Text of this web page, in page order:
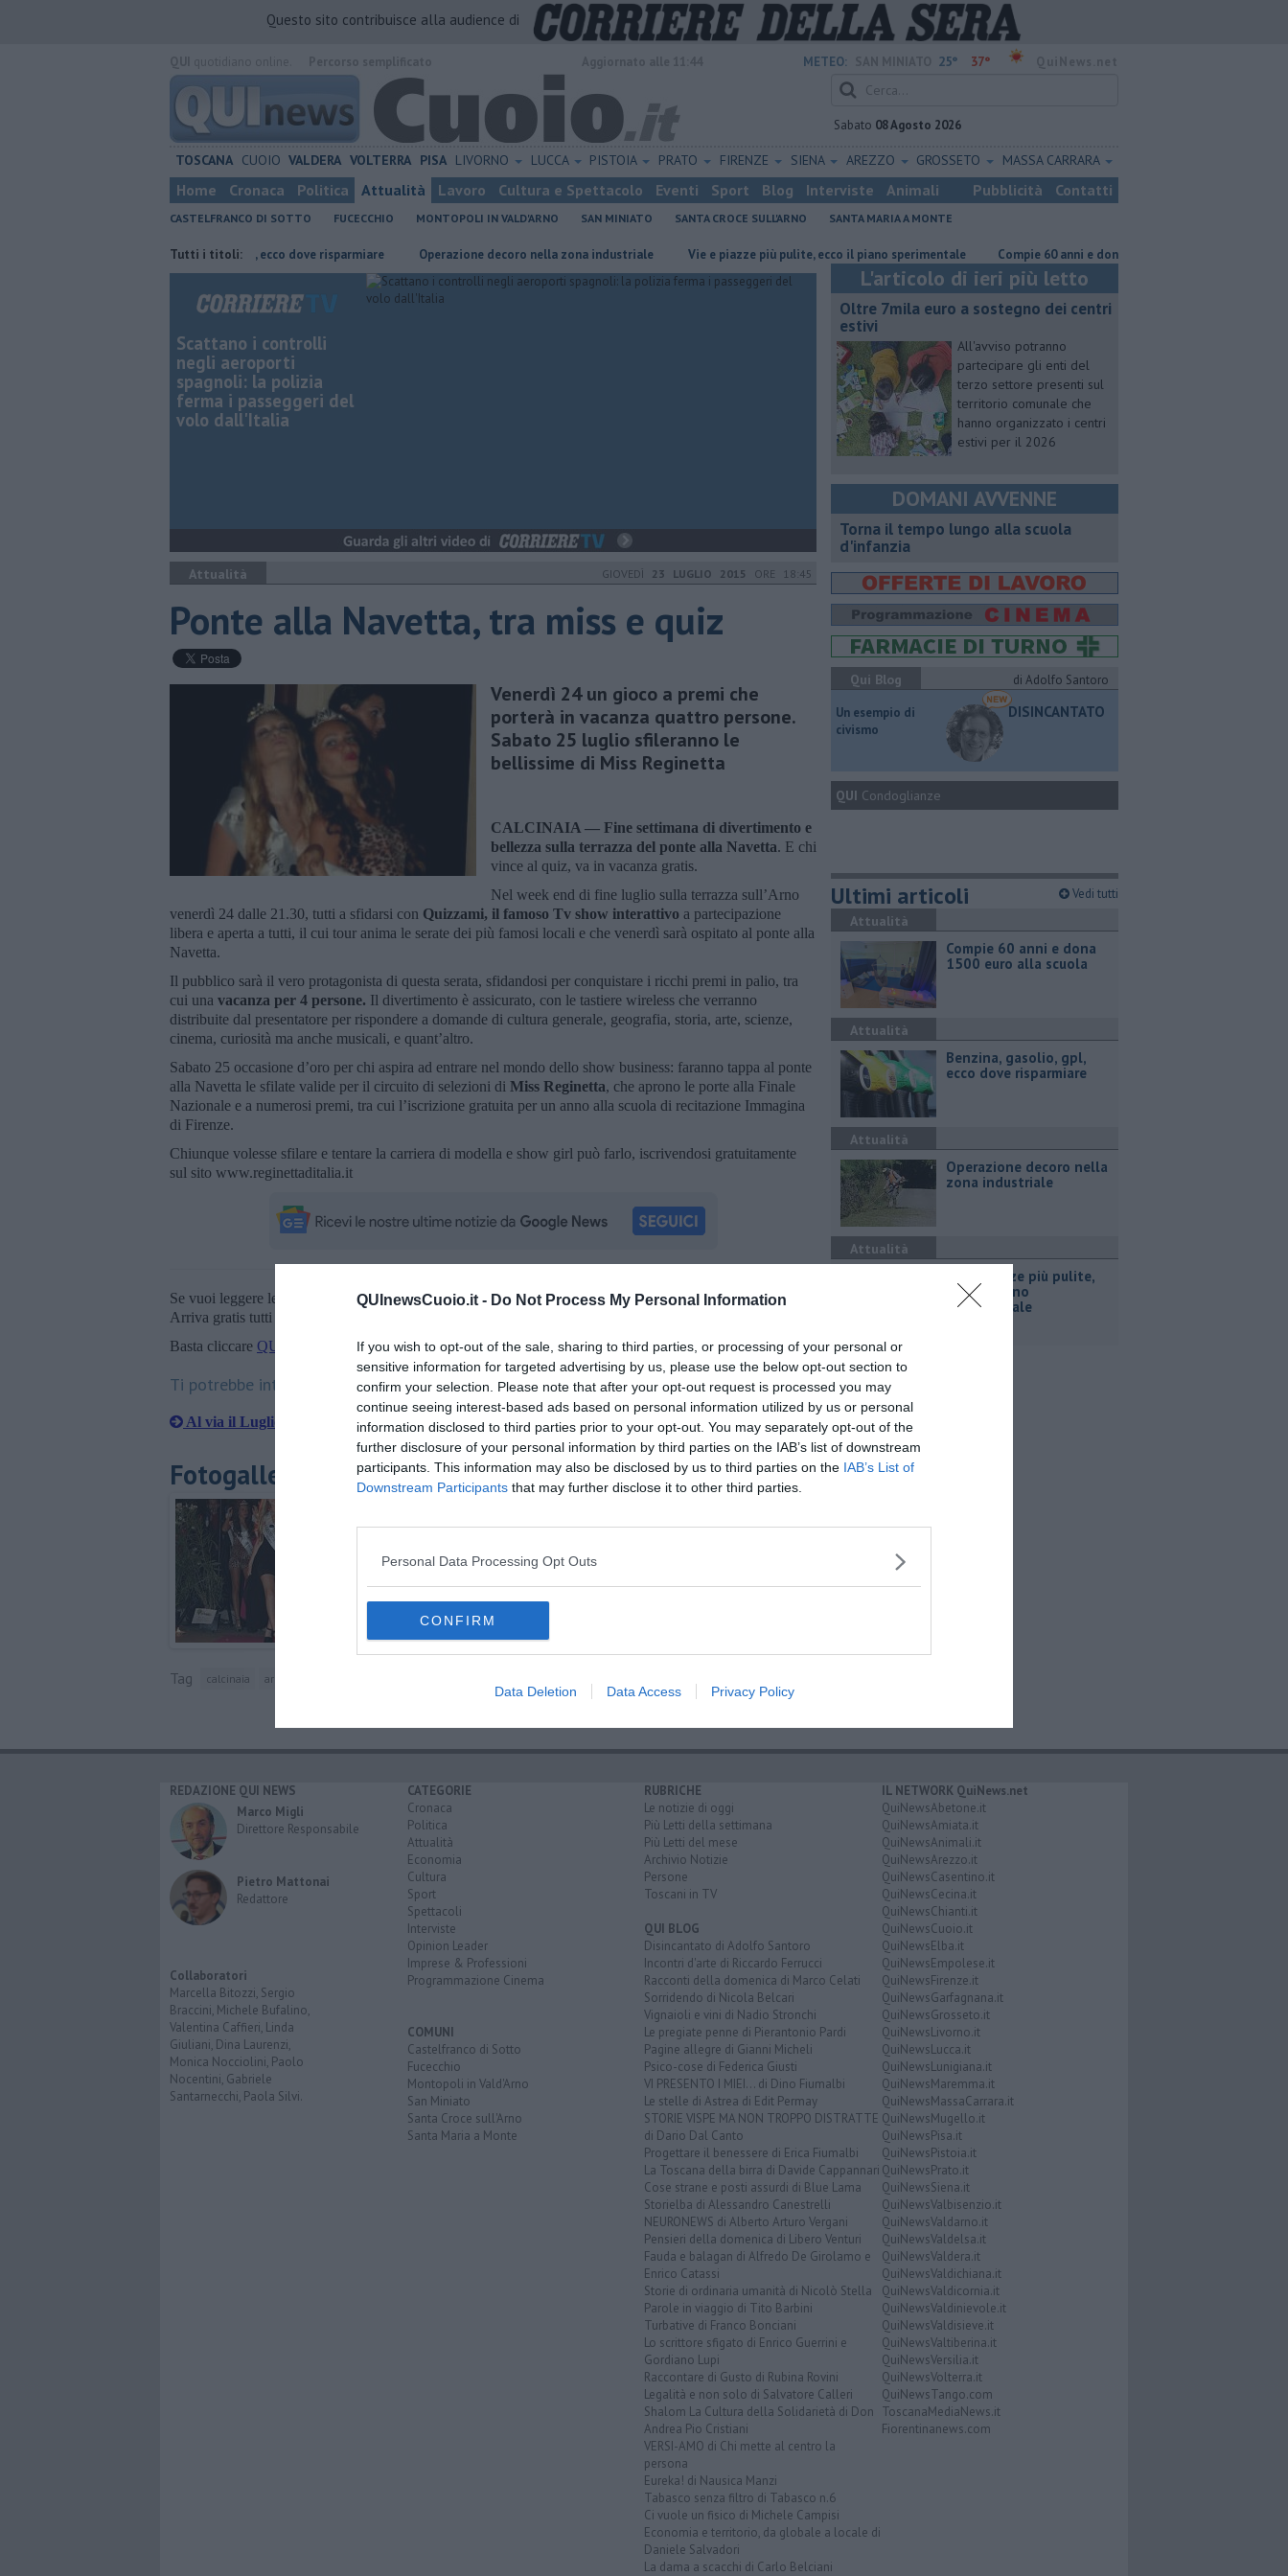
QUInewsCuoio.it - Do Not Process My Personal Information
If you wish to opt-out of the sale, sharing to third parties, or processing of your personal or
sensitive information for targeted advertising by us, please use the below opt-out section to
confirm your selection. Please note that after your opt-out request is processed you may
continue seeing interest-based ads based on personal information utilized by us or personal
information disclosed to third parties prior to your opt-out. You may separately opt-out of the
further disclosure of your personal information by third parties on the IAB’s list of downstream
participants. This information may also be disclosed by us to third parties on the IAB’s List of
Downstream Participants that may further disclose it to other third parties.
Personal Data Processing Opt Outs
CONFIRM
Data Deletion Data Access Privacy Policy
Questo sito contribuisce alla audience di
METEO: 25° 37°
Sabato 08 Agosto 2026
TOSCANA CUOIO VALDERA VOLTERRA PISA LIVORNO LUCCA PISTOIA PRATO FIRENZE SIENA AREZZO GROSSETO MASSA CARRARA
Home Cronaca Politica Attualità Lavoro Cultura e Spettacolo Eventi Sport Blog Interviste Animali Pubblicità Contatti
CASTELFRANCO DI SOTTO FUCECCHIO MONTOPOLI IN VALD'ARNO SAN MINIATO SANTA CROCE SULL'ARNO SANTA MARIA A MONTE
Tutti i titoli:
​Benzina, gasolio, gpl, ecco dove risparmiare Operazione decoro nella zona industriale Vie e piazze più pulite, ecco il piano sperimentale Compie 60 anni e dona 1500 euro alla scuola
Scattano i controlli
negli aeroporti
spagnoli: la polizia
ferma i passeggeri del
volo dall'Italia
Attualità GIOVEDÌ 23 LUGLIO 2015 ORE 18:45
Ponte alla Navetta, tra miss e quiz
Venerdì 24 un gioco a premi che
porterà in vacanza quattro persone.
Sabato 25 luglio sfileranno le
bellissime di Miss Reginetta
CALCINAIA — Fine settimana di divertimento e
bellezza sulla terrazza del ponte alla Navetta. E chi
vince al quiz, va in vacanza gratis.
Nel week end di fine luglio sulla terrazza sull’Arno
venerdì 24 dalle 21.30, tutti a sfidarsi con Quizzami, il famoso Tv show interattivo a partecipazione
libera e aperta a tutti, il cui tour anima le serate dei più famosi locali e che venerdì sarà ospitato al ponte alla
Navetta.
Il pubblico sarà il vero protagonista di questa serata, sfidandosi per conquistare i ricchi premi in palio, tra
cui una vacanza per 4 persone. Il divertimento è assicurato, con le tastiere wireless che verranno
distribuite dal presentatore per rispondere a domande di cultura generale, geografia, storia, arte, scienze,
cinema, curiosità ma anche musicali, e quant’altro.
Sabato 25 occasione d’oro per chi aspira ad entrare nel mondo dello show business: faranno tappa al ponte
alla Navetta le sfilate valide per il circuito di selezioni di Miss Reginetta, che aprono le porte alla Finale
Nazionale e a numerosi premi, tra cui l’iscrizione gratuita per un anno alla scuola di recitazione Immagina
di Firenze.
Chiunque volesse sfilare e tentare la carriera di modella e show girl può farlo, iscrivendosi gratuitamente
sul sito www.reginettaditalia.it
Se vuoi leggere le notizie principali della Toscana iscriviti alla Newsletter QUInews - ToscanaMedia.
Arriva gratis tutti i giorni alle 20:00 direttamente nella tua casella di posta.
Basta cliccare QUI
Ti potrebbe interessare anche:
Al via il Luglio Navetta Festival
Fotogallery
Tag calcinaia arno
L'articolo di ieri più letto
Oltre 7mila euro a sostegno dei centri
estivi
All'avviso potranno
partecipare gli enti del
terzo settore presenti sul
territorio comunale che
hanno organizzato i centri
estivi per il 2026
DOMANI AVVENNE
Torna il tempo lungo alla scuola
d'infanzia
Qui Blog
di Adolfo Santoro
​Un esempio di
civismo
DISINCANTATO
QUI Condoglianze
Ultimi articoli Vedi tutti
Attualità
Compie 60 anni e dona
1500 euro alla scuola
Attualità
​Benzina, gasolio, gpl,
ecco dove risparmiare
Attualità
Operazione decoro nella
zona industriale
Attualità
Vie e piazze più pulite,
ecco il piano
sperimentale
REDAZIONE QUI NEWS
Marco Migli
Direttore Responsabile
Pietro Mattonai
Redattore
Collaboratori
Marcella Bitozzi, Sergio
Braccini, Michele Bufalino,
Valentina Caffieri, Linda
Giuliani, Dina Laurenzi,
Monica Nocciolini, Paolo
Nocentini, Gabriele
Santarnecchi, Paola Silvi.
CATEGORIE
Cronaca
Politica
Attualità
Economia
Cultura
Sport
Spettacoli
Interviste
Opinion Leader
Imprese & Professioni
Programmazione Cinema
COMUNI
Castelfranco di Sotto
Fucecchio
Montopoli in Vald'Arno
San Miniato
Santa Croce sull'Arno
Santa Maria a Monte
RUBRICHE
Le notizie di oggi
Più Letti della settimana
Più Letti del mese
Archivio Notizie
Persone
Toscani in TV
QUI BLOG
Disincantato di Adolfo Santoro
Incontri d'arte di Riccardo Ferrucci
Racconti della domenica di Marco Celati
Sorridendo di Nicola Belcari
Vignaioli e vini di Nadio Stronchi
Le pregiate penne di Pierantonio Pardi
Pagine allegre di Gianni Micheli
Psico-cose di Federica Giusti
VI PRESENTO I MIEI... di Dino Fiumalbi
Le stelle di Astrea di Edit Permay
STORIE VISPE MA NON TROPPO DISTRATTE
di Dario Dal Canto
Progettare il benessere di Erica Fiumalbi
La Toscana della birra di Davide Cappannari
Cose strane e posti assurdi di Blue Lama
Storielba di Alessandro Canestrelli
NEURONEWS di Alberto Arturo Vergani
Pensieri della domenica di Libero Venturi
Fauda e balagan di Alfredo De Girolamo e
Enrico Catassi
Storie di ordinaria umanità di Nicolò Stella
Parole in viaggio di Tito Barbini
Turbative di Franco Bonciani
Lo scrittore sfigato di Enrico Guerrini e
Gordiano Lupi
Raccontare di Gusto di Rubina Rovini
Legalità e non solo di Salvatore Calleri
Shalom La Cultura della Solidarietà di Don
Andrea Pio Cristiani
VERSI-AMO di Chi mette al centro la
persona
Eureka! di Nausica Manzi
Tabasco senza filtro di Tabasco n.6
Ci vuole un fisico di Michele Campisi
Economia e territorio, da globale a locale di
Daniele Salvadori
La dama a scacchi di Carlo Belciani
IL NETWORK QuiNews.net
QuiNewsAbetone.it
QuiNewsAmiata.it
QuiNewsAnimali.it
QuiNewsArezzo.it
QuiNewsCasentino.it
QuiNewsCecina.it
QuiNewsChianti.it
QuiNewsCuoio.it
QuiNewsElba.it
QuiNewsEmpolese.it
QuiNewsFirenze.it
QuiNewsGarfagnana.it
QuiNewsGrosseto.it
QuiNewsLivorno.it
QuiNewsLucca.it
QuiNewsLunigiana.it
QuiNewsMaremma.it
QuiNewsMassaCarrara.it
QuiNewsMugello.it
QuiNewsPisa.it
QuiNewsPistoia.it
QuiNewsPrato.it
QuiNewsSiena.it
QuiNewsValbisenzio.it
QuiNewsValdarno.it
QuiNewsValdelsa.it
QuiNewsValdera.it
QuiNewsValdichiana.it
QuiNewsValdicornia.it
QuiNewsValdinievole.it
QuiNewsValdisieve.it
QuiNewsValtiberina.it
QuiNewsVersilia.it
QuiNewsVolterra.it
QuiNewsTango.com
ToscanaMediaNews.it
Fiorentinanews.com